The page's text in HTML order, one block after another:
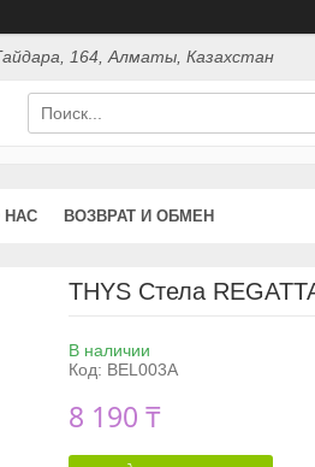
164, Алматы, Казахстан
НАС ВОЗВРАТ И ОБМЕН
THYS Стела
В наличии
Код: BEL003A
8 190 ₸